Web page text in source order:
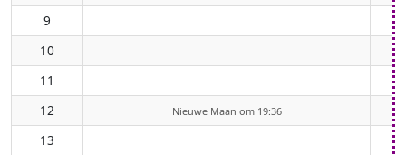
9
10
11
12
Nieuwe Maan om 19:36
13